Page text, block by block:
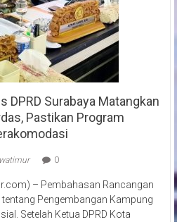
DPRD Surabaya Matangkan
Pastikan Program
0
– Pembahasan Rancangan
Pengembangan Kampung
Setelah Ketua DPRD Kota